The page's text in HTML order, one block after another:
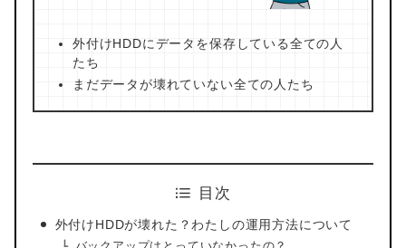
外付けHDDにデータを保存している全ての人
たち
まだデータが壊れていない全ての人たち
目次
外付けHDDが壊れた？わたしの運用方法について